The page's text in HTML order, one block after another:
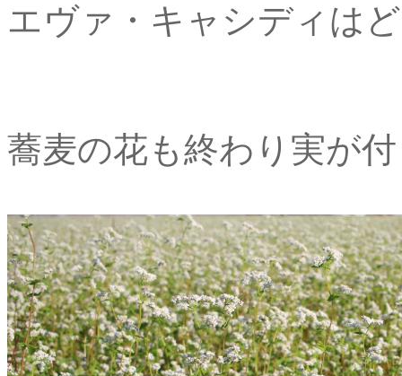
エヴァ・キャシディは
蕎麦の花も終わり実が